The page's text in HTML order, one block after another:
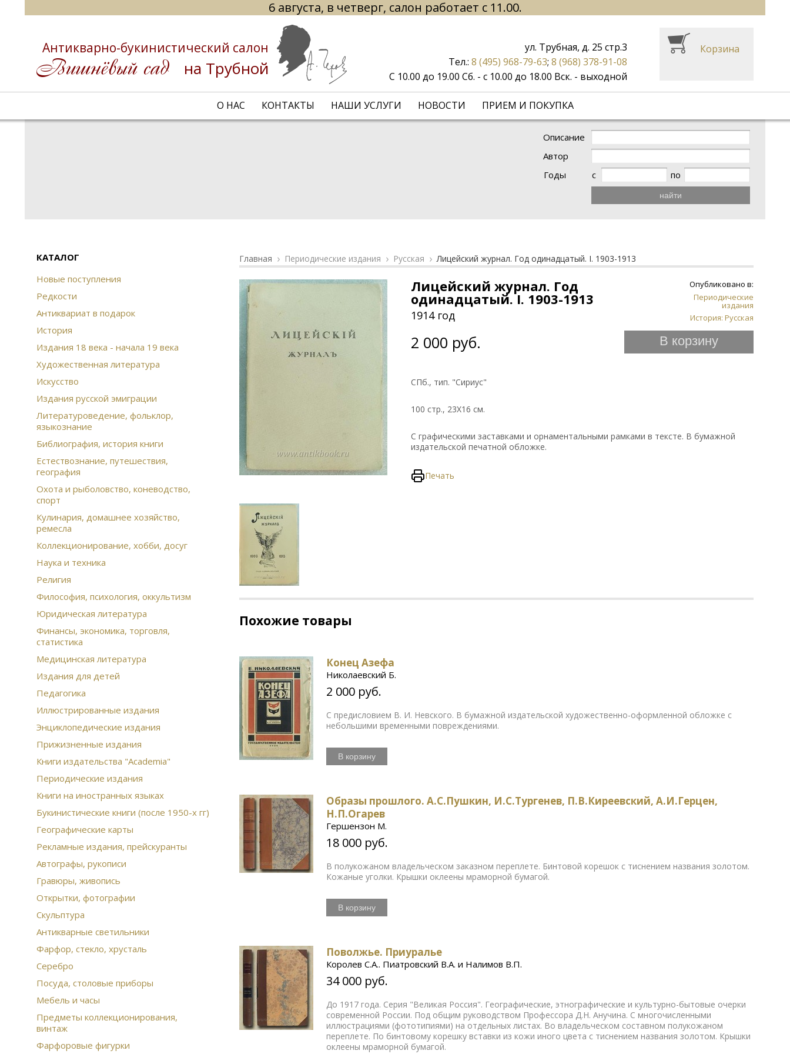
6 августа, в четверг, салон работает с 11.00.
Антикварно-букинистический салон
на Трубной
О НАС КОНТАКТЫ НАШИ УСЛУГИ НОВОСТИ ПРИЕМ И ПОКУПКА
ул. Трубная, д. 25 стр.3
Тел.: 8 (495) 968-79-63; 8 (968) 378-91-08
С 10.00 до 19.00 Сб. - с 10.00 до 18.00 Вск. - выходной
Корзина
Описание
Автор
Годы
с по
найти
КАТАЛОГ
Новые поступления
Редкости
Антиквариат в подарок
История
Издания 18 века - начала 19 века
Художественная литература
Искусство
Издания русской эмиграции
Литературоведение, фольклор,
языкознание
Библиография, история книги
Естествознание, путешествия,
география
Охота и рыболовство, коневодство,
спорт
Кулинария, домашнее хозяйство,
ремесла
Коллекционирование, хобби, досуг
Наука и техника
Религия
Философия, психология, оккультизм
Юридическая литература
Финансы, экономика, торговля,
статистика
Медицинская литература
Издания для детей
Педагогика
Иллюстрированные издания
Энциклопедические издания
Прижизненные издания
Книги издательства "Academia"
Периодические издания
Книги на иностранных языках
Букинистические книги (после 1950-х гг)
Географические карты
Рекламные издания, прейскуранты
Автографы, рукописи
Гравюры, живопись
Открытки, фотографии
Скульптура
Антикварные светильники
Фарфор, стекло, хрусталь
Серебро
Посуда, столовые приборы
Мебель и часы
Предметы коллекционирования,
винтаж
Фарфоровые фигурки
Главная Периодические издания Русская Лицейский журнал. Год одинадцатый. I. 1903-1913
Опубликовано в:
Периодические
издания
История: Русская
Лицейский журнал. Год
одинадцатый. I. 1903-1913
1914 год
2 000 руб. В корзину
СПб., тип. "Сириус"
100 стр., 23Х16 см.
С графическими заставками и орнаментальными рамками в тексте. В бумажной
издательской печатной обложке.
Печать
Похожие товары
Конец Азефа
Николаевский Б.
2 000 руб.
С предисловием В. И. Невского. В бумажной издательской художественно-оформленной обложке с
небольшими временными повреждениями.
В корзину
Образы прошлого. А.С.Пушкин, И.С.Тургенев, П.В.Киреевский, А.И.Герцен,
Н.П.Огарев
Гершензон М.
18 000 руб.
В полукожаном владельческом заказном переплете. Бинтовой корешок с тиснением названия золотом.
Кожаные уголки. Крышки оклеены мраморной бумагой.
В корзину
Поволжье. Приуралье
Королев С.А.. Пиатровский В.А. и Налимов В.П.
34 000 руб.
До 1917 года. Серия "Великая Россия". Географические, этнографические и культурно-бытовые очерки
современной России. Под общим руководством Профессора Д.Н. Анучина. С многочисленными
иллюстрациями (фототипиями) на отдельных листах. Во владельческом составном полукожаном
переплете. По бинтовому корешку вставки из кожи иного цвета с тиснением названия золотом. Крышки
оклеены мраморной бумагой.